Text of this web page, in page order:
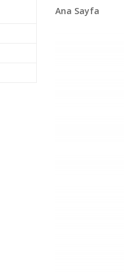
Ana Sayfa